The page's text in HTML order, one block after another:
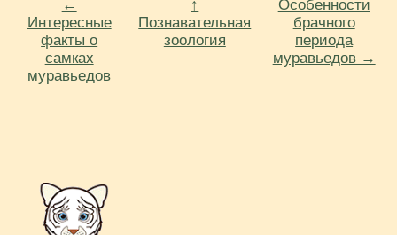
←
Интересные
факты о
самках
муравьедов
↑
Познавательная
зоология
Особенности
брачного
периода
муравьедов →